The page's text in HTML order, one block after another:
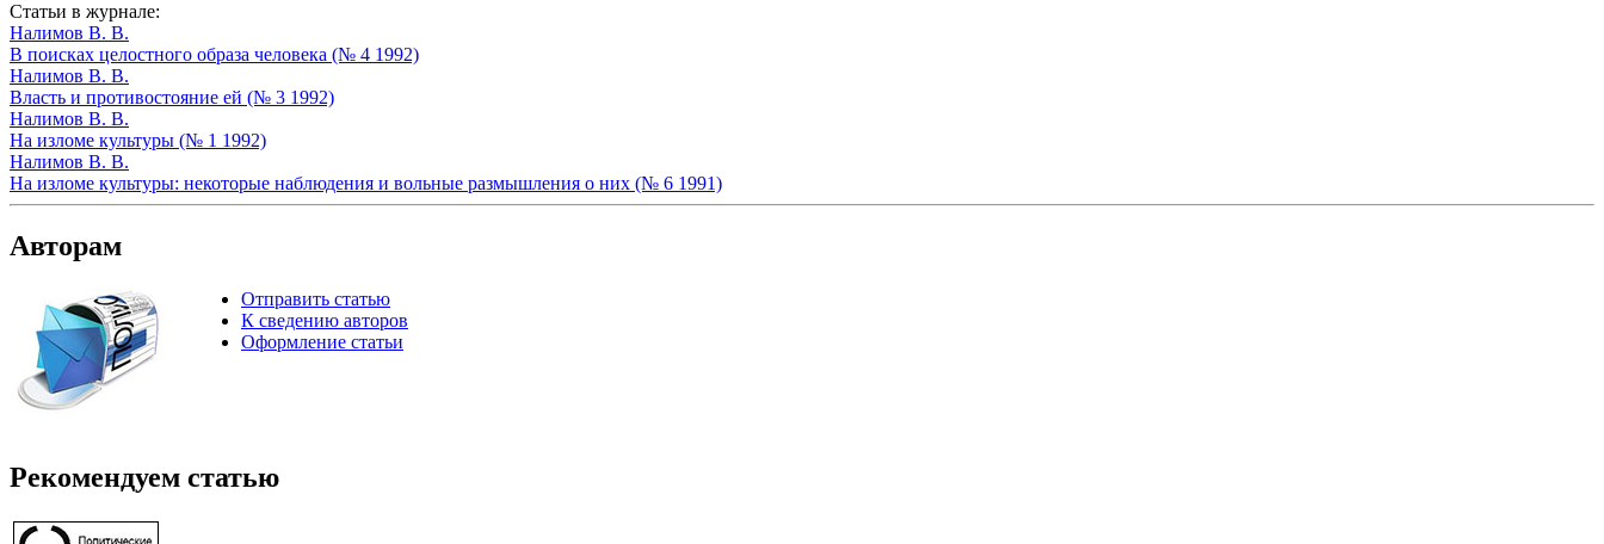
Статьи в журнале:
Налимов В. В.
В поисках целостного образа человека (№ 4 1992)
Налимов В. В.
Власть и противостояние ей (№ 3 1992)
Налимов В. В.
На изломе культуры (№ 1 1992)
Налимов В. В.
На изломе культуры: некоторые наблюдения и вольные размышления о них (№ 6 1991)
Авторам
Отправить статью
К сведению авторов
Оформление статьи
Рекомендуем статью